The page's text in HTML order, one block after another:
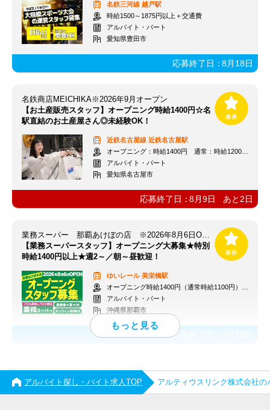
名鉄三河線 越戸駅
時給1500～1875円以上＋交通費
アルバイト・パート
愛知県豊田市
応募終了日：8月18日
名鉄商店MEICHIKA※2026年9月オープン
【お土産販売スタッフ】オープニング時給1400円☆名
駅直結のお土産屋さん◎未経験OK！
近鉄名古屋線 近鉄名古屋駅
オープニング：時給1400円 通常：時給1200円～＋交通費全額支給
アルバイト・パート
愛知県名古屋市
応募終了日：8月9日 あと 2日
業務スーパー 那覇あけぼの店 ※2026年8月6日OPEN
【業務スーパースタッフ】オープニング大募集★特別
時給1400円以上★週2～／朝～昼歓迎！
ゆいレール美栄橋駅
オープニング時給1400円（通常時給1100円）※各種手当あり
アルバイト・パート
沖縄県那覇市
応募終了日：
アルバイト探し・バイト求人TOP アルティウスリンク株式会社